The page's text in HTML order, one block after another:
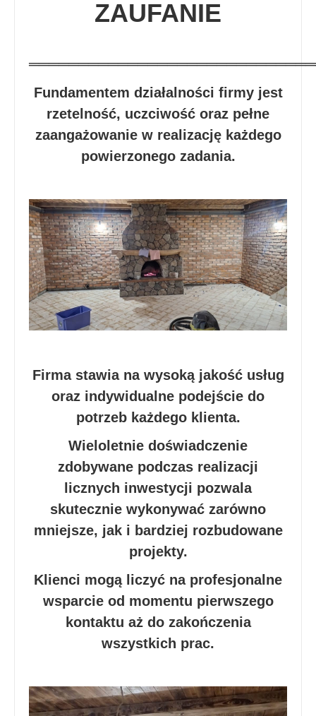
ZAUFANIE
Fundamentem działalności firmy jest
rzetelność, uczciwość oraz pełne
zaangażowanie w realizację każdego
powierzonego zadania.
Firma stawia na wysoką jakość usług
oraz indywidualne podejście do
potrzeb każdego klienta.
Wieloletnie doświadczenie
zdobywane podczas realizacji
licznych inwestycji pozwala
skutecznie wykonywać zarówno
mniejsze, jak i bardziej rozbudowane
projekty.
Klienci mogą liczyć na profesjonalne
wsparcie od momentu pierwszego
kontaktu aż do zakończenia
wszystkich prac.